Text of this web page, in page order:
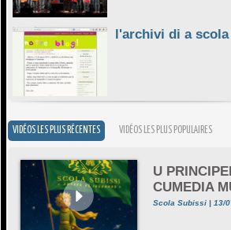
l'archivi di a
VIDÉOS LES PLUS RÉCENTES VIDÉOS LES PLUS POPULAIRES
U
CUMEDIA
Scola Subissi | 13/